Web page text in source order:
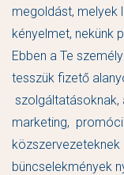
megoldást, melyek
kényelmet, nekünk
Ebben a Te
tesszük fizető
szolgáltatásoknak,
marketing,
büncselekmények